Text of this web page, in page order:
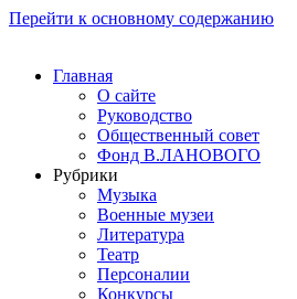
Перейти к основному содержанию
Главная
О сайте
Руководство
Общественный совет
Фонд В.ЛАНОВОГО
Рубрики
Музыка
Военные музеи
Литература
Театр
Персоналии
Конкурсы